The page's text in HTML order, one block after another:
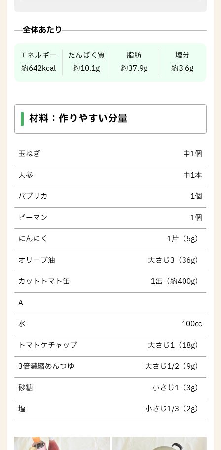
全体あたり
エネルギー
約642kcal
たんぱく質
約10.1g
脂肪
約37.9g
塩分
約3.6g
材料 ： 作りやすい分量
玉ねぎ 中1個
人参 中1本
パプリカ 1個
ピーマン 1個
にんにく 1片（5g）
オリーブ油 大さじ3（36g）
カットトマト缶 1缶（約400g）
A
水 100㏄
トマトケチャップ 大さじ1（18g）
3倍濃縮めんつゆ 大さじ1/2（9g）
砂糖 小さじ1（3g）
塩 小さじ1/3（2g）